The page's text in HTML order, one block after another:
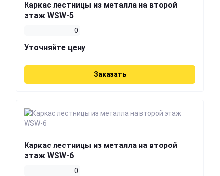
Каркас лестницы из металла на второй
этаж WSW-5
0
Уточняйте цену
Заказать
Каркас лестницы из металла на второй
этаж WSW-6
0